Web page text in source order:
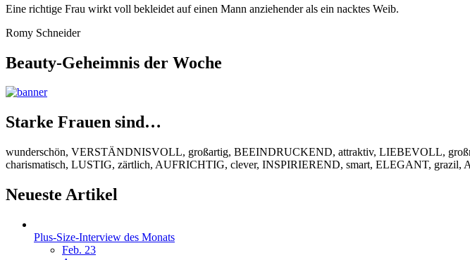
Eine richtige Frau wirkt voll bekleidet auf einen Mann anziehender als ein nacktes Weib.
Romy Schneider
Beauty-Geheimnis der Woche
Starke Frauen sind…
wunderschön, VERSTÄNDNISVOLL, großartig, BEEINDRUCKEND, attraktiv, LIEBEVOLL,
charismatisch, LUSTIG, zärtlich, AUFRICHTIG, clever, INSPIRIEREND, smart, ELEGANT,
Neueste Artikel
Plus-Size-Interview des Monats
Feb. 23